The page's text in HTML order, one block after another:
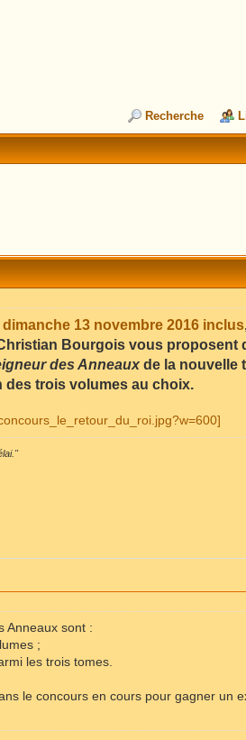
Recherche
dimanche 13 novembre 2016 inclus
Bourgois vous proposent
des Anneauxde la nouvelle
des trois volumes au choix.
Anneaux sont :
;
les trois tomes.
le concours en cours pour gagner un